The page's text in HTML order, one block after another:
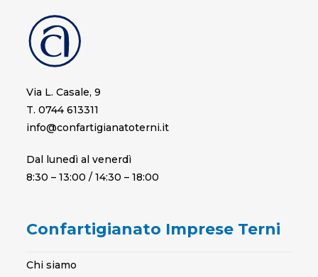
Via L. Casale, 9
T. 0744 613311
info@confartigianatoterni.it
Dal lunedì al venerdì
8:30 – 13:00 / 14:30 – 18:00
Confartigianato Imprese Terni
Chi siamo